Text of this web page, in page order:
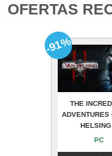
OFERTAS
THE
ADVENTURES
HELSING
PC
-91%